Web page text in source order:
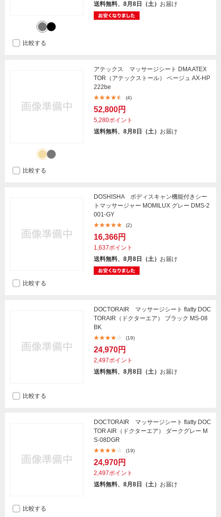
送料無料、8月8日（土） お届け
比較する
アテックス マッサージシート DMA ATEX
TOR（アテックストール） ベージュ AX-HP
222be
(4)
52,800円
5,280ポイント
送料無料、8月8日（土） お届け
比較する
DOSHISHA ボディスキャン機能付きシー
トマッサージャー MOMILUX グレー DMS-2
001-GY
(2)
16,366円
1,637ポイント
送料無料、8月8日（土） お届け
比較する
DOCTORAIR マッサージシート flatty DOC
TORAIR（ドクターエア） ブラック MS-08
BK
(19)
24,970円
2,497ポイント
送料無料、8月8日（土） お届け
比較する
DOCTORAIR マッサージシート flatty DOC
TOR AIR（ドクターエア） ダークグレー M
S-08DGR
(19)
24,970円
2,497ポイント
送料無料、8月8日（土） お届け
比較する